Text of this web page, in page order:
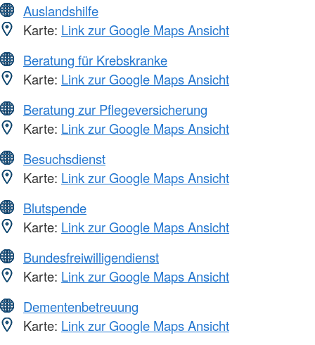
Auslandshilfe
Karte: Link zur Google Maps Ansicht
Beratung für Krebskranke
Karte: Link zur Google Maps Ansicht
Beratung zur Pflegeversicherung
Karte: Link zur Google Maps Ansicht
Besuchsdienst
Karte: Link zur Google Maps Ansicht
Blutspende
Karte: Link zur Google Maps Ansicht
Bundesfreiwilligendienst
Karte: Link zur Google Maps Ansicht
Dementenbetreuung
Karte: Link zur Google Maps Ansicht